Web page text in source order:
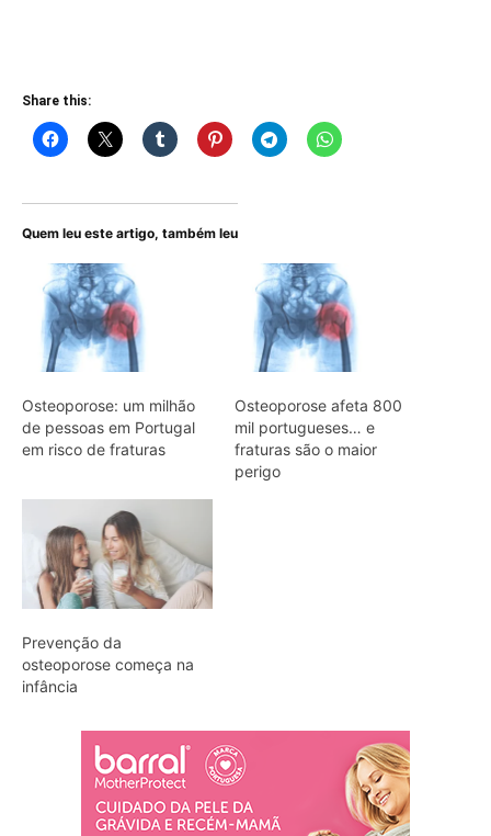
Share this:
Quem leu este artigo, também leu
Osteoporose: um milhão
de pessoas em Portugal
em risco de fraturas
Osteoporose afeta 800
mil portugueses… e
fraturas são o maior
perigo
Prevenção da
osteoporose começa na
infância